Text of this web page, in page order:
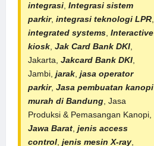
integrasi, Integrasi sistem
parkir, integrasi teknologi LPR,
integrated systems, Interactive
kiosk, Jak Card Bank DKI,
Jakarta, Jakcard Bank DKI,
Jambi, jarak, jasa operator
parkir, Jasa pembuatan kanopi
murah di Bandung, Jasa
Produksi & Pemasangan Kanopi,
Jawa Barat, jenis access
control, jenis mesin X-ray,